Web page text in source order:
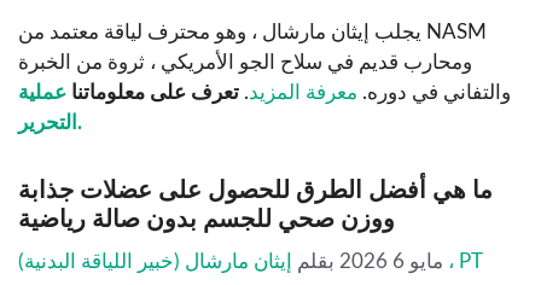
يجلب إيثان مارشال ، وهو محترف لياقة معتمد من NASM
ومحارب قديم في سلاح الجو الأمريكي ، ثروة من الخبرة
والتفاني في دوره. معرفة المزيد. تعرف على معلوماتنا عملية
التحرير.
ما هي أفضل الطرق للحصول على عضلات جذابة
ووزن صحي للجسم بدون صالة رياضية
مايو 6 2026 بقلم إيثان مارشال (خبير اللياقة البدنية) ، PT